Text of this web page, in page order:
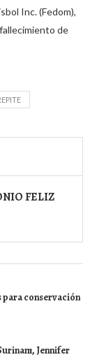
Inc. (Fedom),
de
FELIZ
para conservación
Jennifer